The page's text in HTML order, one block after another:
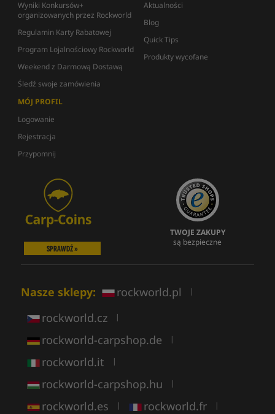
Wyniki Konkursów+
organizowanych przez Rockworld
Regulamin Karty Rabatowej
Program Lojalnościowy Rockworld
Weekend z Darmową Dostawą
Śledź swoje zamówienia
Aktualności
Blog
Quick Tips
Produkty wycofane
MÓJ PROFIL
Logowanie
Rejestracja
Przypomnij
SPRAWDŹ »
TWOJE ZAKUPY
są bezpieczne
Nasze sklepy: rockworld.pl |
rockworld.cz |
rockworld-carpshop.de |
rockworld.it |
rockworld-carpshop.hu |
rockworld.es | rockworld.fr |